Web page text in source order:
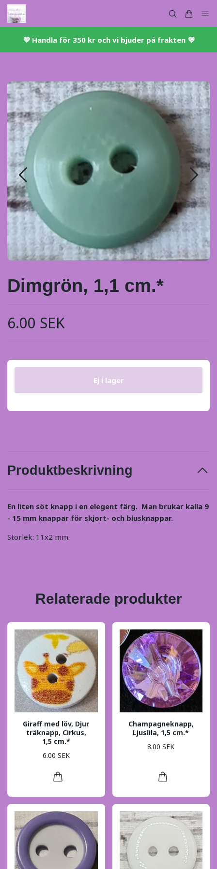
💜 ​Handla för 350 kr och vi bjuder på frakten 💜​
Dimgrön, 1,1 cm.*
6.00 SEK
Ej i lager
Produktbeskrivning
En liten söt knapp i en elegent färg. Man brukar kalla 9
- 15 mm knappar för skjort- och blusknappar.
Storlek: 11x2 mm.
Relaterade produkter
Giraff med löv, Djur
träknapp, Cirkus,
1,5 cm.*
6.00 SEK
Champagneknapp,
Ljuslila, 1,5 cm.*
8.00 SEK